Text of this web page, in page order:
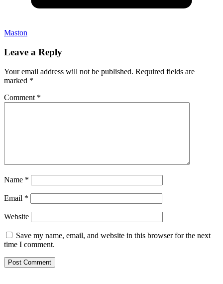
Maston
Leave a Reply
Your email address will not be published. Required fields are
marked *
Comment *
Name *
Email *
Website
Save my name, email, and website in this browser for the next
time I comment.